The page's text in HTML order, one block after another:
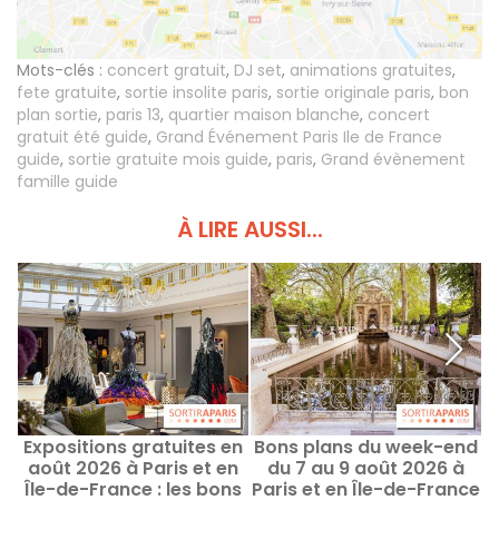
Mots-clés : concert gratuit, DJ set, animations gratuites,
fete gratuite, sortie insolite paris, sortie originale paris, bon
plan sortie, paris 13, quartier maison blanche, concert
gratuit été guide, Grand Événement Paris Ile de France
guide, sortie gratuite mois guide, paris, Grand évènement
famille guide
À LIRE AUSSI...
Expositions gratuites en
août 2026 à Paris et en
Île-de-France : les bons
Bons plans du week-end
du 7 au 9 août 2026 à
Paris et en Île-de-France